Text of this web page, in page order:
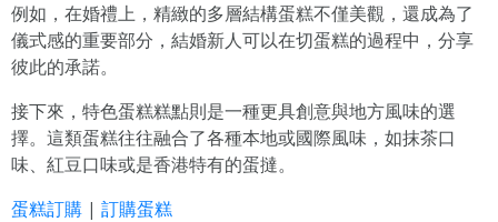
例如，在婚禮上，精緻的多層結構蛋糕不僅美觀，還成為了
儀式感的重要部分，結婚新人可以在切蛋糕的過程中，分享
彼此的承諾。
接下來，特色蛋糕糕點則是一種更具創意與地方風味的選
擇。這類蛋糕往往融合了各種本地或國際風味，如抹茶口
味、紅豆口味或是香港特有的蛋撻。
蛋糕訂購 | 訂購蛋糕